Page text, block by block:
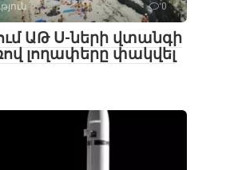
0
ԱԹ Ս-ների վտանգի
լողափերը փակվել